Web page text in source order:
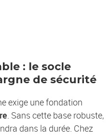
: le socle
de sécurité
exige une fondation
. Sans cette base robuste,
dans la durée. Chez